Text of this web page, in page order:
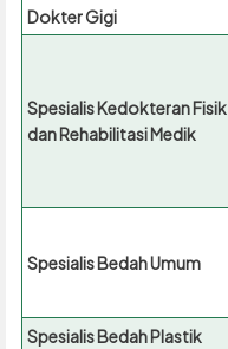
Dokter Gigi
Spesialis Kedokteran Fisik
dan Rehabilitasi Medik
Spesialis Bedah Umum
Spesialis Bedah Plastik